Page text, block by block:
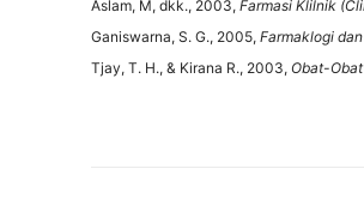
Aslam, M, dkk., 2003, Farmasi Klilnik
Ganiswarna, S. G., 2005, Farmaklogi
Tjay, T. H., & Kirana R., 2003, Obat-